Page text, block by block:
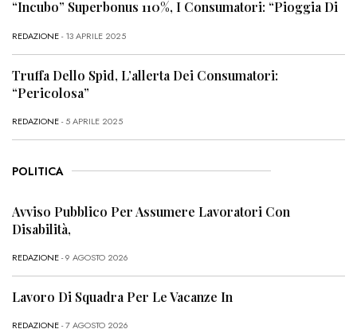
“Incubo” Superbonus 110%, I Consumatori: “Pioggia Di
REDAZIONE- 13 APRILE 2025
Truffa Dello Spid, L’allerta Dei Consumatori:
“Pericolosa”
REDAZIONE- 5 APRILE 2025
POLITICA
Avviso Pubblico Per Assumere Lavoratori Con
Disabilità,
REDAZIONE- 9 AGOSTO 2026
Lavoro Di Squadra Per Le Vacanze In
REDAZIONE- 7 AGOSTO 2026